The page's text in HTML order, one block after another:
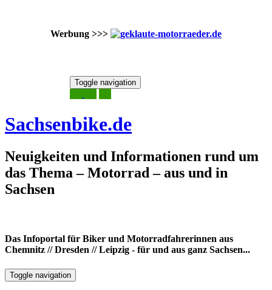
Werbung >>>
Toggle navigation
Sachsenbike.de
Neuigkeiten und Informationen rund um
das Thema – Motorrad – aus und in
Sachsen
Das Infoportal für Biker und Motorradfahrerinnen aus
Chemnitz // Dresden // Leipzig - für und aus ganz Sachsen...
Toggle navigation